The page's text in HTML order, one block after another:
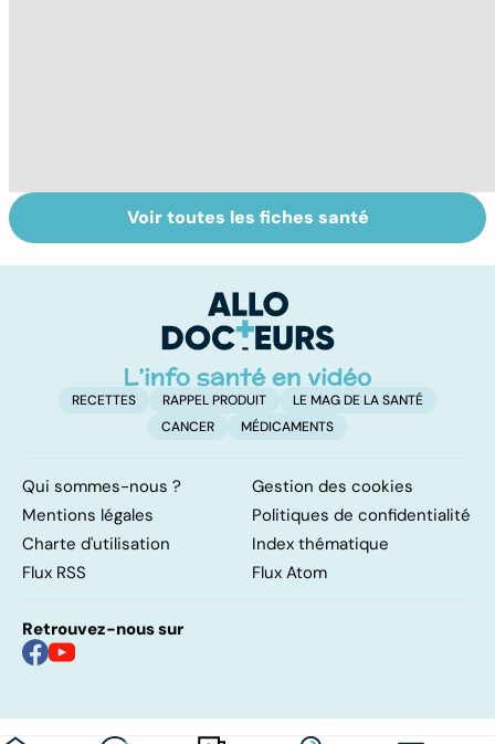
Le magnésium,
un oligo-élément
Intestin irritable :
le régime
solution ?
Voir toutes les fiches santé
RECETTES RAPPEL PRODUIT
LE MAG DE LA SANTÉ
CANCER
MÉDICAMENTS
Qui sommes-nous ?
Gestion des cookies
Mentions légales
Politiques de confidentialité
Charte d'utilisation
Index thématique
Flux RSS
Flux Atom
Retrouvez-nous sur